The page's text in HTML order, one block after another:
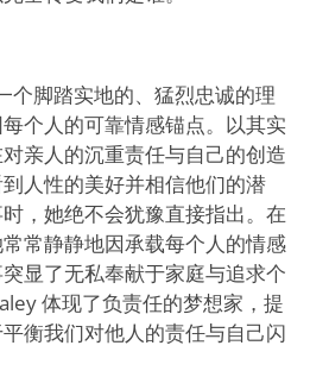
个脚踏实地的、猛烈忠诚的理
个人的可靠情感锚点。以其实
亲人的沉重责任与自己的创造
人性的美好并相信他们的潜
，她绝不会犹豫直接指出。在
常静静地因承载每个人的情感
显了无私奉献于家庭与追求个
体现了负责任的梦想家，提
衡我们对他人的责任与自己闪